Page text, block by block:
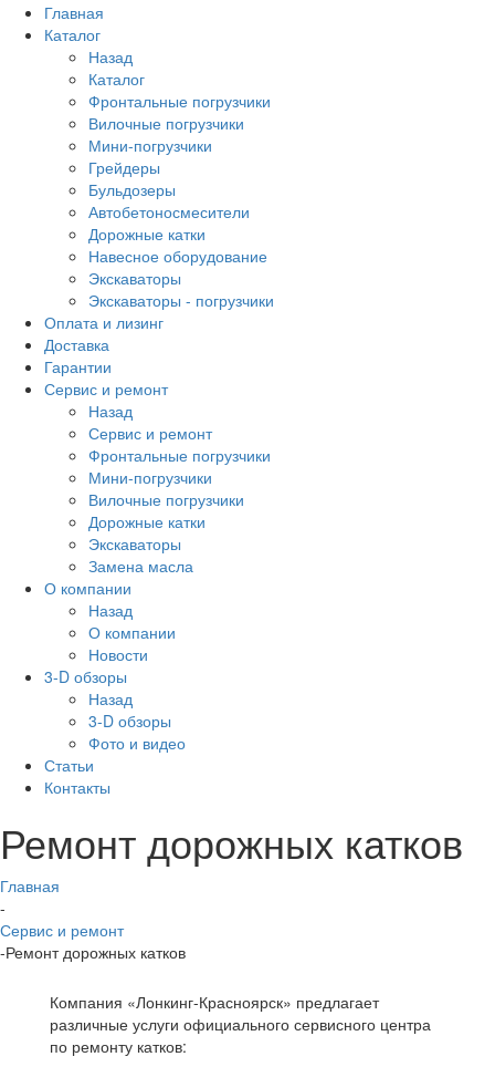
Главная
Каталог
Назад
Каталог
Фронтальные погрузчики
Вилочные погрузчики
Мини-погрузчики
Грейдеры
Бульдозеры
Автобетоносмесители
Дорожные катки
Навесное оборудование
Экскаваторы
Экскаваторы - погрузчики
Оплата и лизинг
Доставка
Гарантии
Сервис и ремонт
Назад
Сервис и ремонт
Фронтальные погрузчики
Мини-погрузчики
Вилочные погрузчики
Дорожные катки
Экскаваторы
Замена масла
О компании
Назад
О компании
Новости
3-D обзоры
Назад
3-D обзоры
Фото и видео
Статьи
Контакты
Ремонт дорожных катков
Главная
-
Сервис и ремонт
-Ремонт дорожных катков
Компания «Лонкинг-Красноярск» предлагает
различные услуги официального сервисного центра
по ремонту катков: